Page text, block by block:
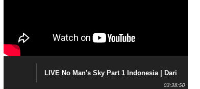
LIVE No Man's Sky Part 1 Indonesia | Dari
03:38:50